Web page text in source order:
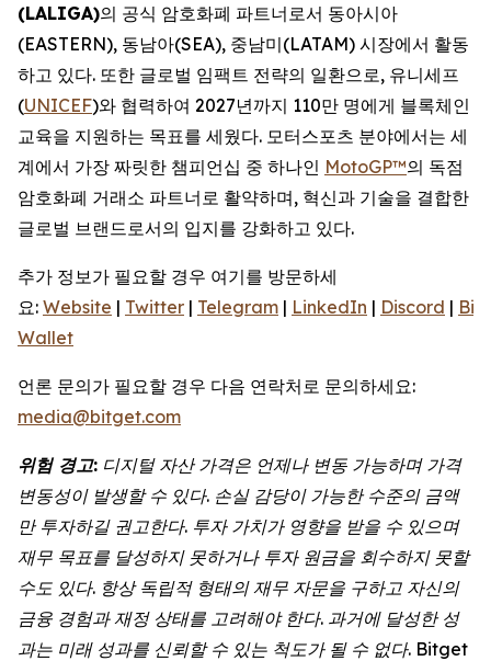
(LALIGA)의 공식 암호화폐 파트너로서 동아시아
(EASTERN), 동남아(SEA), 중남미(LATAM) 시장에서 활동
하고 있다. 또한 글로벌 임팩트 전략의 일환으로, 유니세프
(UNICEF)와 협력하여 2027년까지 110만 명에게 블록체인
교육을 지원하는 목표를 세웠다. 모터스포츠 분야에서는 세
계에서 가장 짜릿한 챔피언십 중 하나인 MotoGP™의 독점
암호화폐 거래소 파트너로 활약하며, 혁신과 기술을 결합한
글로벌 브랜드로서의 입지를 강화하고 있다.
추가 정보가 필요할 경우 여기를 방문하세
요: Website | Twitter | Telegram | LinkedIn | Discord |
Wallet
언론 문의가 필요할 경우 다음 연락처로 문의하세요:
media@bitget.com
위험 경고: 디지털 자산 가격은 언제나 변동 가능하며 가격
변동성이 발생할 수 있다. 손실 감당이 가능한 수준의 금액
만 투자하길 권고한다. 투자 가치가 영향을 받을 수 있으며
재무 목표를 달성하지 못하거나 투자 원금을 회수하지 못할
수도 있다. 항상 독립적 형태의 재무 자문을 구하고 자신의
금융 경험과 재정 상태를 고려해야 한다. 과거에 달성한 성
과는 미래 성과를 신뢰할 수 있는 척도가 될 수 없다. Bitget